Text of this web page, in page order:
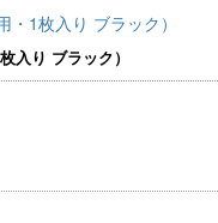
入り ブラック）